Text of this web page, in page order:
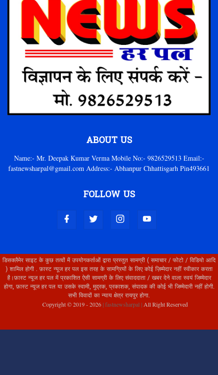
ABOUT US
Name:- Mr. Deepak Kumar Verma Mobile No:- 9826529513 Email:-
fastnewsharpal@gmail.com Address:- Abhanpur Chhattisgarh Pin493661
FOLLOW US
डिसक्लैमेर साइट के कुछ तत्वों में उपयोगकर्ताओं द्वारा प्रस्तुत सामग्री ( समाचार / फोटो / विडियो आदि
) शामिल होगी . फ़ास्ट न्यूज हर पल इस तरह के सामग्रियों के लिए कोई ज़िम्मेदार नहीं स्वीकार करता
है।फ़ास्ट न्यूज हर पल में प्रकाशित ऐसी सामग्री के लिए संवाददाता / खबर देने वाला स्वयं जिम्मेदार
होगा, फ़ास्ट न्यूज हर पल या उसके स्वामी, मुद्रक, प्रकाशक, संपादक की कोई भी जिम्मेदारी नहीं होगी.
सभी विवादों का न्याय क्षेत्र रायपुर होगा.
Copyright © 2019 -2026| fastnewsharpal |All Right Reserved